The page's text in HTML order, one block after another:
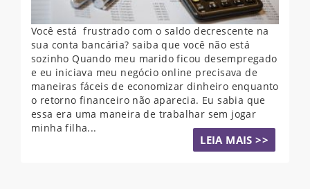
Você está frustrado com o saldo decrescente na
sua conta bancária? saiba que você não está
sozinho Quando meu marido ficou desempregado
e eu iniciava meu negócio online precisava de
maneiras fáceis de economizar dinheiro enquanto
o retorno financeiro não aparecia. Eu sabia que
essa era uma maneira de trabalhar sem jogar
minha filha...
LEIA MAIS >>